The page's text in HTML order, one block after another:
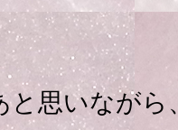
思いながら